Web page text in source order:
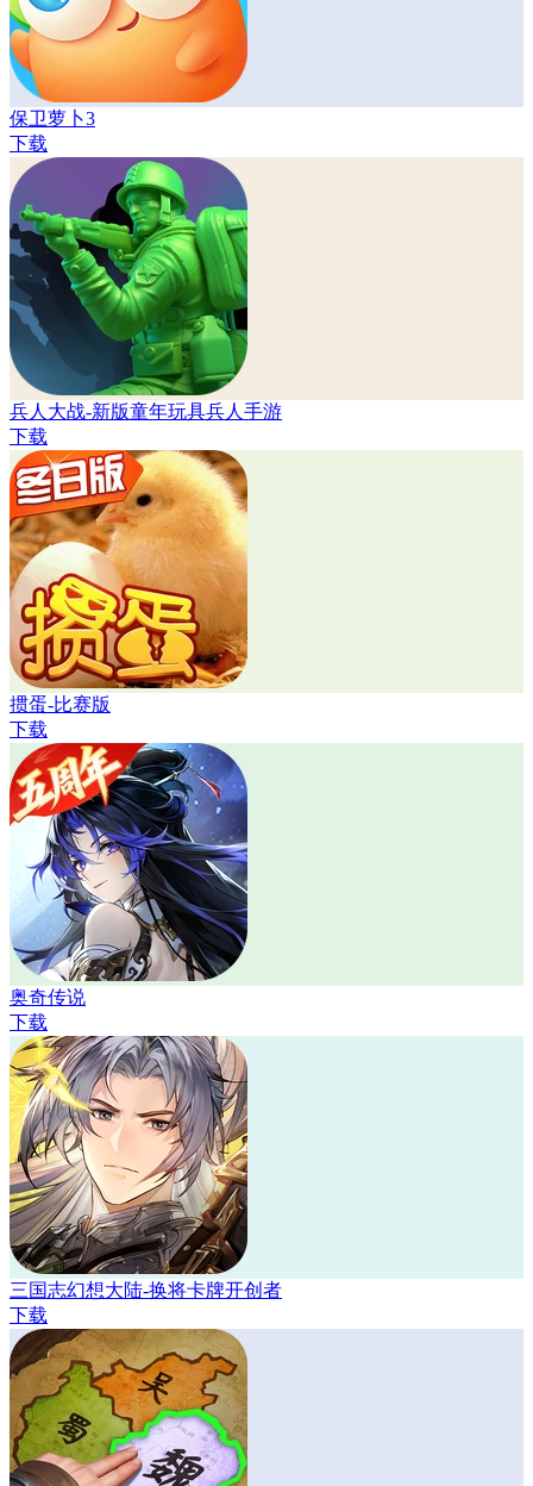
保卫萝卜3
下载
兵人大战-新版童年玩具兵人手游
下载
掼蛋-比赛版
下载
奥奇传说
下载
三国志幻想大陆-换将卡牌开创者
下载